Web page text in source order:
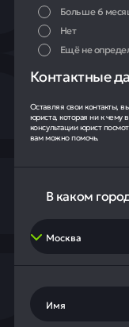
Больше 6
Нет
Ещё не
Контактные
Оставляя свои контакты,
юриста, которая ни к чему
консультации юрист
вам можно помочь.
В каком